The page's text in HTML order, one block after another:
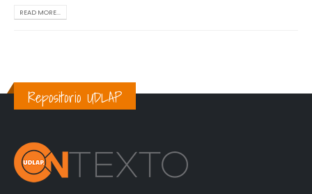
READ MORE...
Repositorio UDLAP